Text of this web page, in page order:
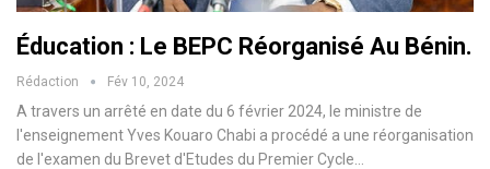
Éducation : Le BEPC Réorganisé Au Bénin.
Rédaction Fév 10, 2024
A travers un arrêté en date du 6 février 2024, le ministre de
l'enseignement Yves Kouaro Chabi a procédé a une réorganisation
de l'examen du Brevet d'Etudes du Premier Cycle